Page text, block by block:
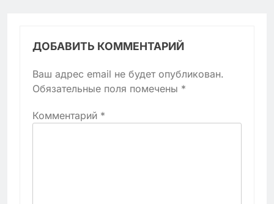
ДОБАВИТЬ КОММЕНТАРИЙ
Ваш адрес email не будет опубликован.
Обязательные поля помечены *
Комментарий *